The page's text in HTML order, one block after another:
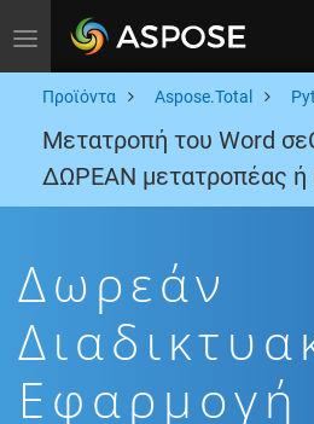
Toggle navigation
Προϊόντα Aspose.Total
Μετατροπή του Word
ΔΩΡΕΑΝ μετατροπέας ή
Δωρεάν
Εφαρμογή